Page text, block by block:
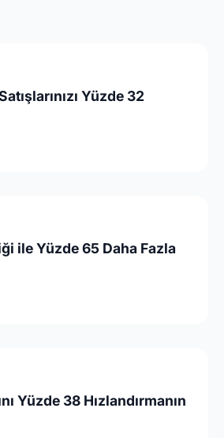
Yüzde 32
ile Yüzde 65 Daha Fazla
Yüzde 38 Hızlandırmanın